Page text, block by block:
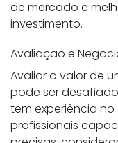
de mercado e
investimento.
Avaliação e
Avaliar o valor de
pode ser
tem experiência
profissionais